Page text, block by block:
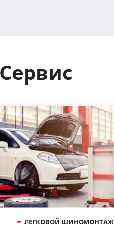
Сервис
ЛЕГКОВОЙ ШИНОМОНТАЖ